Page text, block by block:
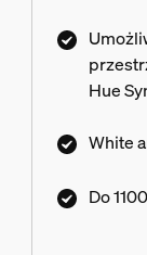
Hue
White
Do